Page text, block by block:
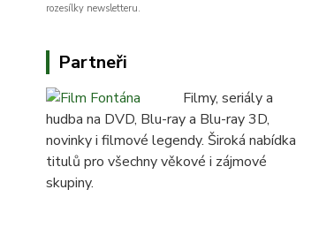
rozesílky newsletteru.
Partneři
Filmy, seriály a
hudba na DVD, Blu-ray a Blu-ray 3D,
novinky i filmové legendy. Široká nabídka
titulů pro všechny věkové i zájmové
skupiny.